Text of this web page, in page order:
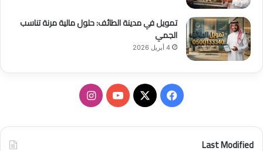
تمويل في مدينة الطائف: حلول مالية مرنة تناسب
الجمي
4 أبريل 2026
Last Modified